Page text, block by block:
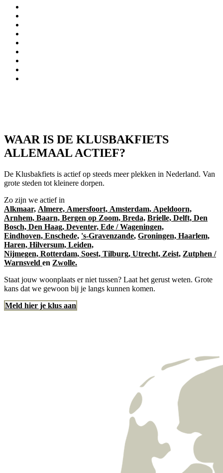
WAAR IS DE KLUSBAKFIETS
ALLEMAAL ACTIEF?
De Klusbakfiets is actief op steeds meer plekken in Nederland. Van
grote steden tot kleinere dorpen.
Zo zijn we actief in
Alkmaar, Almere, Amersfoort, Amsterdam, Apeldoorn,
Arnhem, Baarn, Bergen op Zoom, Breda, Brielle, Delft, Den
Bosch, Den Haag, Deventer, Ede / Wageningen,
Eindhoven, Enschede, 's-Gravenzande, Groningen, Haarlem,
Haren, Hilversum, Leiden,
Nijmegen, Rotterdam, Soest, Tilburg, Utrecht, Zeist, Zutphen /
Warnsveld en Zwolle.
Staat jouw woonplaats er niet tussen? Laat het gerust weten. Grote
kans dat we gewoon bij je langs kunnen komen.
Meld hier je klus aan